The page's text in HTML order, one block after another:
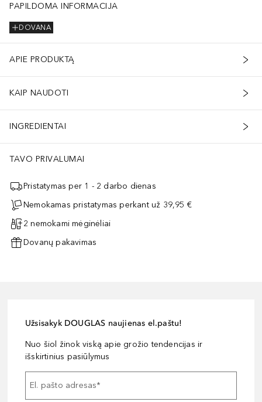
PAPILDOMA INFORMACIJA
DOVANA
APIE PRODUKTĄ
KAIP NAUDOTI
INGREDIENTAI
TAVO PRIVALUMAI
Pristatymas per 1 - 2 darbo dienas
Nemokamas pristatymas perkant už 39,95 €
2 nemokami mėginėliai
Dovanų pakavimas
Užsisakyk DOUGLAS naujienas el.paštu!
Nuo šiol žinok viską apie grožio tendencijas ir
išskirtinius pasiūlymus
El. pašto adresas*